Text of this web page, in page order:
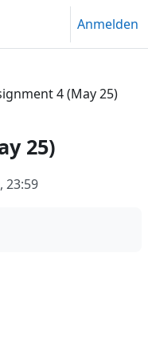
Anmelden
4 (May 25)
25)
23:59